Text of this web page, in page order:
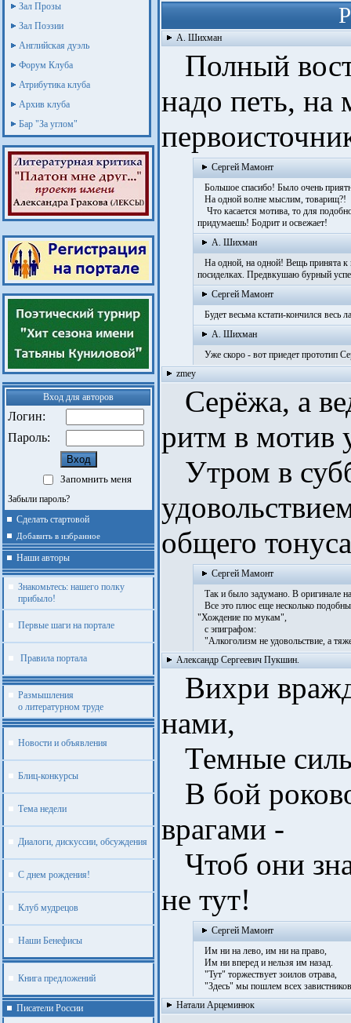
Зал Прозы
Зал Поэзии
Английская дуэль
Форум Клуба
Атрибутика клуба
Архив клуба
Бар "За углом"
Вход для авторов
Логин:
Пароль:
Запомнить меня
Забыли пароль?
Сделать стартовой
Добавить в избранное
Наши авторы
Знакомьтесь: нашего полку
прибыло!
Первые шаги на портале
Правила портала
Размышления
о литературном труде
Новости и объявления
Блиц-конкурсы
Тема недели
Диалоги, дискуссии, обсуждения
С днем рождения!
Клуб мудрецов
Наши Бенефисы
Книга предложений
Писатели России
А. Шихман
Полный
надо петь, на
Сергей Мамонт
Большое спасибо! Было очень
На одной волне мыслим, товарищ?!
Что касается мотива, то для
придумаешь! Бодрит и освежает!
А. Шихман
На одной, на одной! Вещь принята к
посиделках. Предвкушаю бурный
Сергей Мамонт
Будет весьма кстати-кончился весь
А. Шихман
Уже скоро - вот приедет прототип
zmey
Серёжа, а
ритм в мотив
Утром в
общего
Сергей Мамонт
Так и было задумано. В оригинале
Все это плюс еще несколько
"Хождение по мукам",
с эпиграфом:
"Алкоголизм не удовольствие, а
Александр Сергеевич Пукшин.
Вихри
нами,
Темные
В бой
врагами -
Чтоб они
не тут!
Сергей Мамонт
Им ни на лево, им ни на право,
Им ни вперед и нельзя им назад.
"Тут" торжествует зоилов отрава,
"Здесь" мы пошлем всех
Натали Арцеминюк